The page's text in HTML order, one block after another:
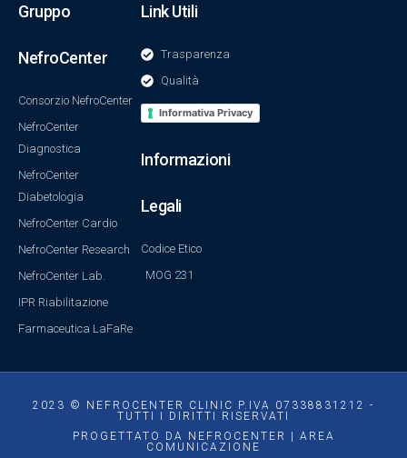
Gruppo
NefroCenter
Consorzio NefroCenter
NefroCenter
Diagnostica
NefroCenter
Diabetologia
NefroCenter Cardio
NefroCenter Research
NefroCenter Lab.
IPR Riabilitazione
Farmaceutica LaFaRe
Link Utili
Trasparenza
Qualità
Informativa Privacy
Informazioni
Legali
Codice Etico
MOG 231
2023 © NEFROCENTER CLINIC P.IVA 07338831212 -
TUTTI I DIRITTI RISERVATI
PROGETTATO DA NEFROCENTER | AREA
COMUNICAZIONE